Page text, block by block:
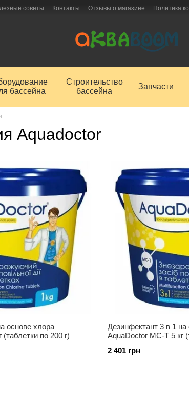
советы Контакты Отзывы о магазине Политика
бассейна
Строительство
бассейна
Запчасти
Aquadoctor
основе хлора
по 200 г)
Дезинфектант 3 в 1 на
AquaDoctor MC-T 5 кг
2 401 грн